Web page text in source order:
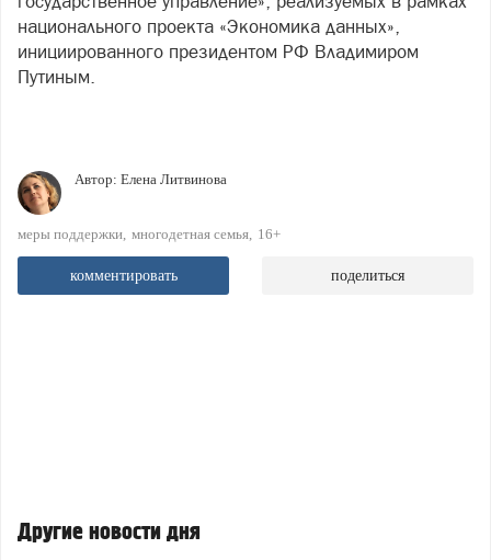
национального проекта «Экономика данных»,
инициированного президентом РФ Владимиром
Путиным.
Автор: Елена Литвинова
меры поддержки многодетная семья 16+
комментировать поделиться
Другие новости дня